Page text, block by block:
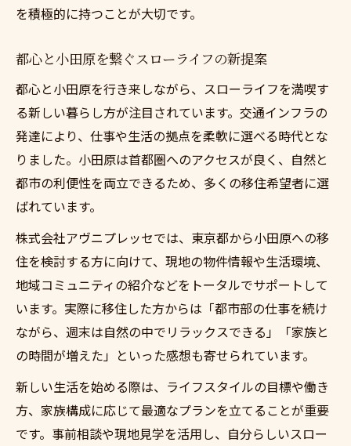
を積極的に持つことが大切です。
都心と小田原を繋ぐスローライフの新提案
都心と小田原を行き来しながら、スローライフを満喫す
る新しい暮らし方が注目されています。交通インフラの
発達により、仕事や生活の拠点を柔軟に選べる時代とな
りました。小田原は首都圏へのアクセスが良く、自然と
都市の利便性を両立できるため、多くの移住希望者に選
ばれています。
株式会社アヴニプレッセでは、東京都から小田原への移
住を検討する方に向けて、現地の物件情報や生活環境、
地域コミュニティの紹介などをトータルでサポートして
います。実際に移住した方からは「都市部の仕事を続け
ながら、週末は自然の中でリラックスできる」「家族と
の時間が増えた」といった感想も寄せられています。
新しい生活を始める際は、ライフスタイルの目標や働き
方、家族構成に応じて最適なプランを立てることが重要
です。事前相談や現地見学を活用し、自分らしいスロー